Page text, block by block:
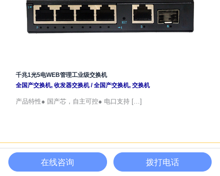
千兆1光5电WEB管理工业级交换机
全国产交换机, 收发器交换机/全国产交换机, 交换机
产品特性● 国产芯，自主可控● 电口支持 […]
Copyright © 2026 | 全球光电芯片_光电器件_光电模块_光电通信系统产品领
导者 | 成都北亿纤通科技有限公司 | 网站备案号: 蜀ICP备12009917号
|
在线咨询 拨打电话